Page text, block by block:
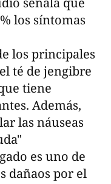
los síntomas
los principales
té de jengibre
tiene
Además,
las náuseas
es uno de
dañaos por el